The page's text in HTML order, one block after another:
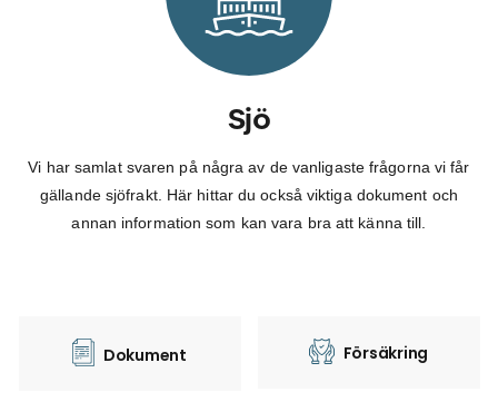
Sjö
Vi har samlat svaren på några av de vanligaste frågorna vi får
gällande sjöfrakt. Här hittar du också viktiga dokument och
annan information som kan vara bra att känna till.
Dokument Försäkring